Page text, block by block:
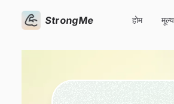
StrongMe होम मूल्य